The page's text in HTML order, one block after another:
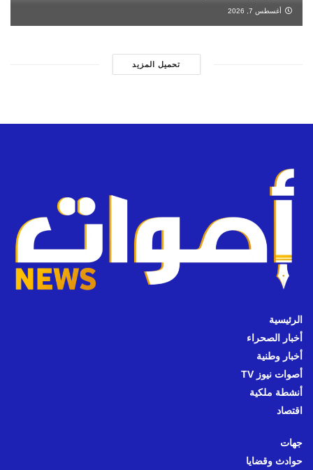
أغسطس 7, 2026
تحميل المزيد
الرئيسية
أخبار الصحراء
أخبار وطنية
أصوات نيوز TV
أنشطة ملكية
اقتصاد
جهات
حوادث وقضايا